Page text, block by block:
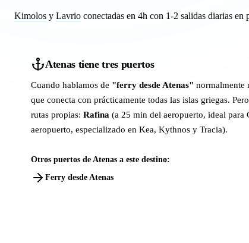
Kimolos y Lavrio conectadas en 4h con 1-2 salidas diarias en
Atenas tiene tres puertos
Cuando hablamos de "ferry desde Atenas" normalmente
que conecta con prácticamente todas las islas griegas.
rutas propias: Rafina (a 25 min del aeropuerto, ideal para
aeropuerto, especializado en Kea, Kythnos y Tracia).
Otros puertos de Atenas a este destino:
Ferry desde Atenas